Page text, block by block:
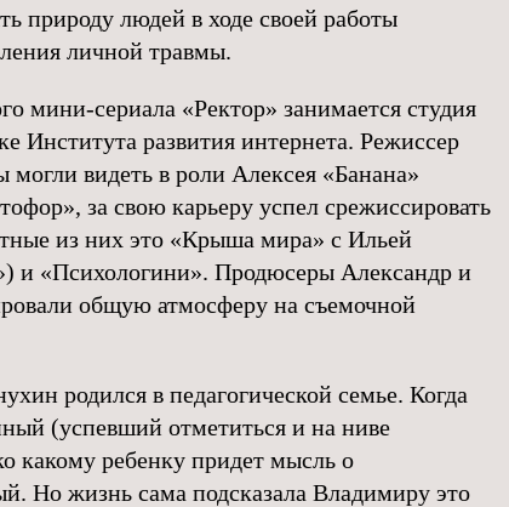
природу людей в ходе своей работы
личной травмы.
мини-сериала «Ректор» занимается студия
Института развития интернета. Режиссер
видеть в роли Алексея «Банана»
за свою карьеру успел срежиссировать
из них это «Крыша мира» с Ильей
и «Психологини». Продюсеры Александр и
общую атмосферу на съемочной
родился в педагогической семье. Когда
(успевший отметиться и на ниве
какому ребенку придет мысль о
Но жизнь сама подсказала Владимиру это